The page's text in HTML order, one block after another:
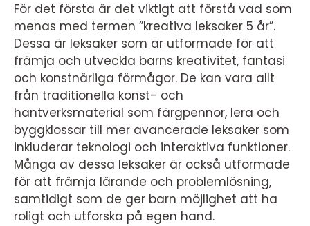
För det första är det viktigt att förstå vad som
menas med termen ”kreativa leksaker 5 år”.
Dessa är leksaker som är utformade för att
främja och utveckla barns kreativitet, fantasi
och konstnärliga förmågor. De kan vara allt
från traditionella konst- och
hantverksmaterial som färgpennor, lera och
byggklossar till mer avancerade leksaker som
inkluderar teknologi och interaktiva funktioner.
Många av dessa leksaker är också utformade
för att främja lärande och problemlösning,
samtidigt som de ger barn möjlighet att ha
roligt och utforska på egen hand.